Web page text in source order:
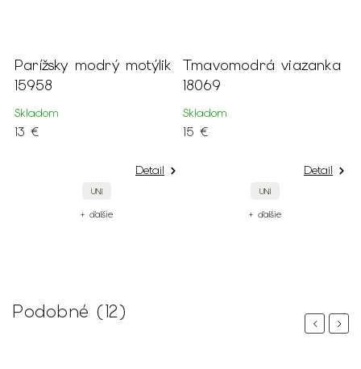
Parížsky modrý motýlik
15958
Skladom
13 €
Detail
UNI
+ ďalšie
Tmavomodrá viazanka
18069
Skladom
15 €
Detail
UNI
+ ďalšie
Podobné (12)
PreviousNext